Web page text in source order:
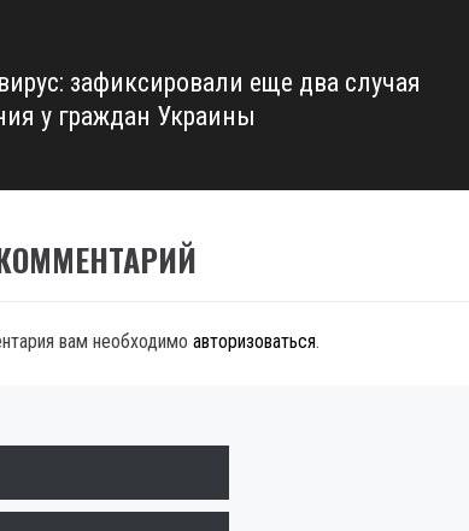
зафиксировали еще два случая
у граждан Украины
вам необходимо авторизоваться.